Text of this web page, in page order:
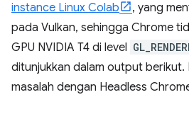
instance Linux Colab
, yang
pada Vulkan, sehingga Chrome
GPU NVIDIA T4 di level
ditunjukkan dalam output berikut.
masalah dengan Headless